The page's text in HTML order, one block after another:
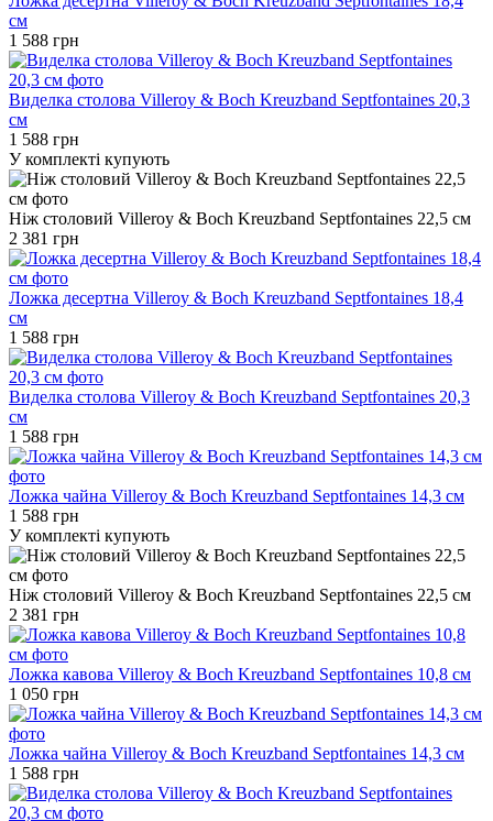
см
1 588 грн
Виделка столова Villeroy & Boch Kreuzband Septfontaines 20,3
см
1 588 грн
У комплекті купують
Ніж столовий Villeroy & Boch Kreuzband Septfontaines 22,5 см
2 381 грн
Ложка десертна Villeroy & Boch Kreuzband Septfontaines 18,4
см
1 588 грн
Виделка столова Villeroy & Boch Kreuzband Septfontaines 20,3
см
1 588 грн
Ложка чайна Villeroy & Boch Kreuzband Septfontaines 14,3 см
1 588 грн
У комплекті купують
Ніж столовий Villeroy & Boch Kreuzband Septfontaines 22,5 см
2 381 грн
Ложка кавова Villeroy & Boch Kreuzband Septfontaines 10,8 см
1 050 грн
Ложка чайна Villeroy & Boch Kreuzband Septfontaines 14,3 см
1 588 грн